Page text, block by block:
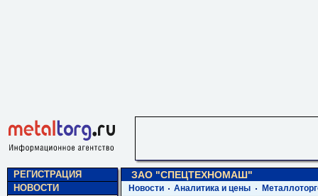
РЕГИСТРАЦИЯ
НОВОСТИ
ЗАО "СПЕЦТЕХНОМАШ"
Новости Аналитика и цены